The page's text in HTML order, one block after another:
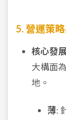
5. 營運策
核心發
大構面
地。
薄: